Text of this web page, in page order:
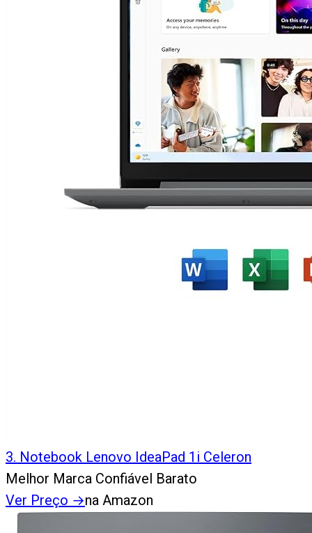
3. Notebook Lenovo IdeaPad 1i Celeron
Melhor Marca Confiável Barato
Ver Preço →na Amazon